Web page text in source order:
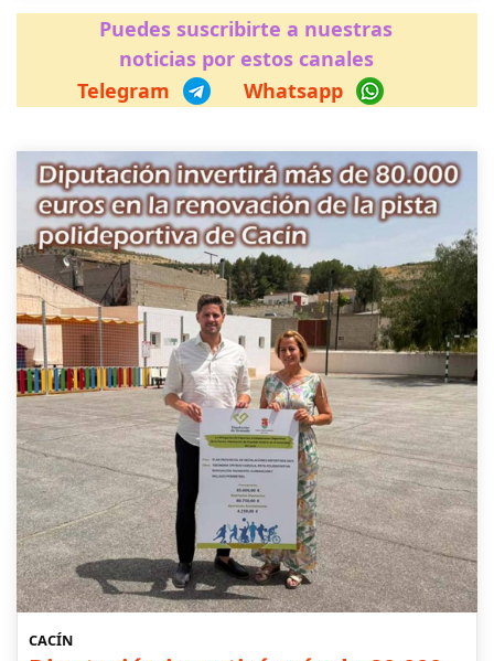
Puedes suscribirte a nuestras
noticias por estos canales
Telegram
Whatsapp
CACÍN